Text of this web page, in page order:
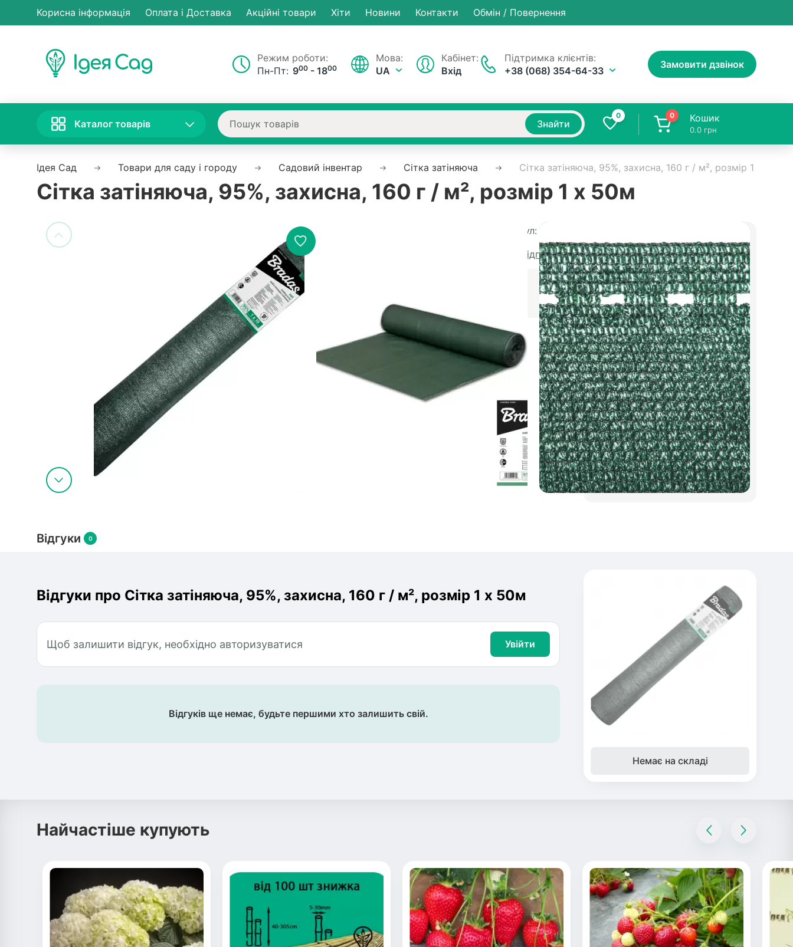
Корисна інформація Оплата і Доставка Акційні товари Хiти Новини Контакти Обмін / Повернення
Режим роботи:
Пн-Пт: 900 - 1800
Підтримка клієнтів:
+38 (068) 354-64-33
Мова:
UA
Кабінет:
Вхід
Замовити дзвінок
Каталог товарів Знайти
0 0 Кошик
0.0 грн
Ідея Сад Товари для саду і городу Садовий інвентар Сітка затіняюча Сітка затіняюча, 95%, захисна, 160 г / м², розмір 1 х 50м
Сітка затіняюча, 95%, захисна, 160 г / м², розмір 1 х 50м
Артикул: 603
0 відгуків
Доставка
Доставка Новою Поштою 1-5 днів
Кур'єром Нової пошти 1-5 днів
Оплата згідно з тарифами
перевізника
Упаковка входить до вартості
товару
Обрешітка оплачується окремо
Оплата
Оплата на карту
Оплата на рахунок за реквізитами
Оплата при отриманні поштою
Гарантії
На весь товар розповсюджується
гарантія.
Ми зробимо все можливе, щоб Ви
залишилися задоволені
Поділитися
Відгуки 0
Відгуки про Сітка затіняюча, 95%, захисна, 160 г / м², розмір 1 х 50м
Щоб залишити відгук, необхідно авторизуватися Увійти
Відгуків ще немає, будьте першими хто залишить свій.
Немає на складі
Найчастіше купують